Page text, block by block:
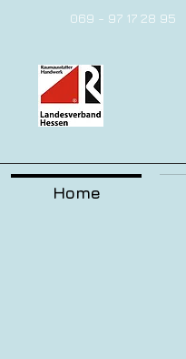
069 - 97 17 28 95
Menü
Home